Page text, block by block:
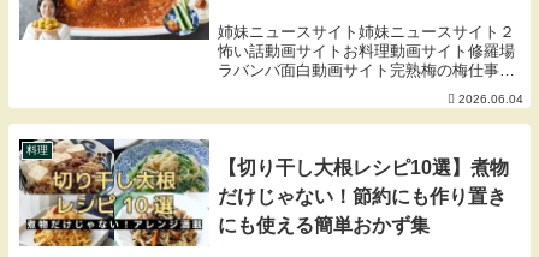
姉妹ニュースサイト姉妹ニュースサイト２
怖い話動画サイトお料理動画サイト修羅場
ラバンバ面白動画サイト完熟梅の梅仕事
「ピリ辛梅みそ」のレシピです。旨みのあ
るみその風味に芳醇な梅の香りに、ほどよ
い酸味が入った万能調味料です。ピリ辛が
2026.06.04
料理
【切り干し大根レシピ10選】煮物
だけじゃない！節約にも作り置き
にも使える簡単おかず集